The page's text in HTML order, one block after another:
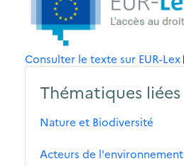
Consulter le texte sur EUR-Lex
Thématiques liées
Nature et Biodiversité
Acteurs de l'environnement